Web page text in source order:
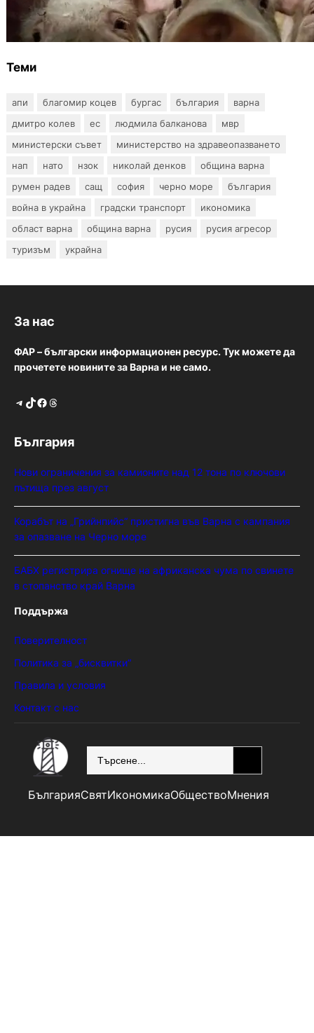
БАБХ регистрира огнище на африканска
чума по свинете в стопанство край Варна
Теми
апи благомир коцев бургас българия
варна
дмитро колев
ес людмила балканова
мвр
министерски съвет
министерство на здравеопазването
нап
нато нзок николай денков
община варна
румен радев
сащ софия черно море
българия
война в украйна
градски транспорт
икономика
област варна
община варна русия
русия агресор
туризъм
украйна
За нас
ФАР – български информационен ресурс. Тук можете да
прочетете новините за Варна и не само.
Telegram TikTok Facebook Threads
България
Нови ограничения за камионите над 12 тона по ключови
пътища през август
Корабът на „Грийнпийс“ пристигна във Варна с кампания
за опазване на Черно море
БАБХ регистрира огнище на африканска чума по свинете
в стопанство край Варна
Поддържа
Поверителност
Политика за „бисквитки“
Правила и условия
Контакт с нас
БългарияСвятИкономикаОбществоМнения